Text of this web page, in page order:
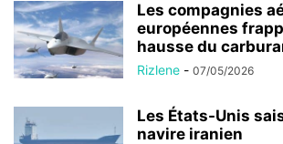
Les compagnies
européennes
hausse du
Rizlene - 07/05/2026
Les États-Unis
navire iranien